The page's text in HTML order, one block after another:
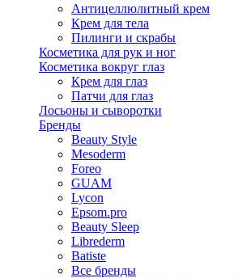
Антицеллюлитный крем
Крем для тела
Пилинги и скрабы
Косметика для рук и ног
Косметика вокруг глаз
Крем для глаз
Патчи для глаз
Лосьоны и сыворотки
Бренды
Beauty Style
Mesoderm
Foreo
GUAM
Lycon
Epsom.pro
Beauty Sleep
Librederm
Batiste
Все бренды